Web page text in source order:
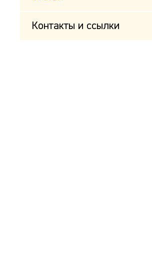
Контакты и ссылки